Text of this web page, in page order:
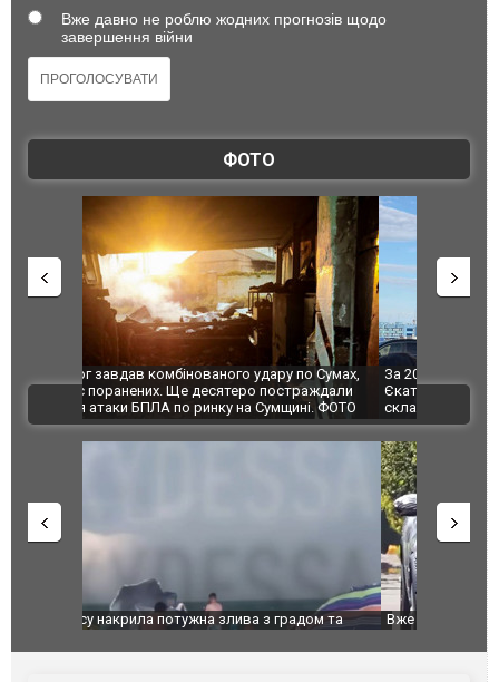
Вже давно не роблю жодних прогнозів щодо
завершення війни
ФОТО
За 2000 кілометрів від кордону з Україною: в
Єкатеринбурзі після атаки дронів загорівся
склад Wildberries. ФОТО. ВІДЕО
"Мої
ВІДЕО
Вже вивели на тести: Ferrari готує оновлення
Вийшов
фільму